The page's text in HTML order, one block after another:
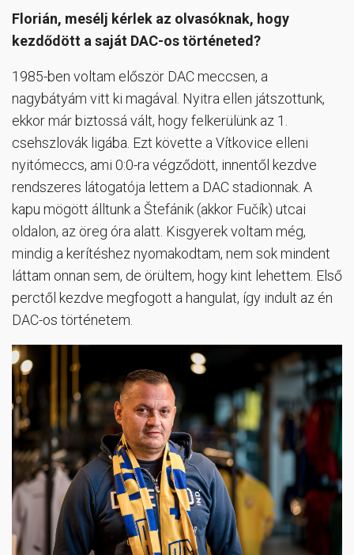
Florián, mesélj kérlek az olvasóknak, hogy
kezdődött a saját DAC-os történeted?
1985-ben voltam először DAC meccsen, a
nagybátyám vitt ki magával. Nyitra ellen játszottunk,
ekkor már biztossá vált, hogy felkerülünk az 1.
csehszlovák ligába. Ezt követte a Vítkovice elleni
nyitómeccs, ami 0:0-ra végződött, innentől kezdve
rendszeres látogatója lettem a DAC stadionnak. A
kapu mögött álltunk a Štefánik (akkor Fučík) utcai
oldalon, az öreg óra alatt. Kisgyerek voltam még,
mindig a kerítéshez nyomakodtam, nem sok mindent
láttam onnan sem, de örültem, hogy kint lehettem. Első
perctől kezdve megfogott a hangulat, így indult az én
DAC-os történetem.